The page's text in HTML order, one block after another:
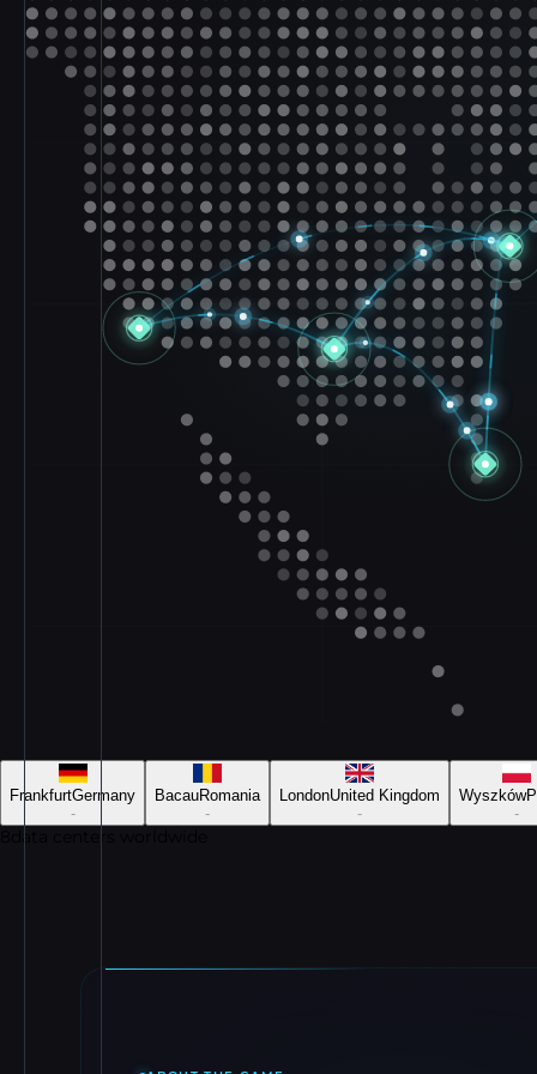
FrankfurtGermany
-
BacauRomania
-
LondonUnited Kingdom
-
Wyszków
-